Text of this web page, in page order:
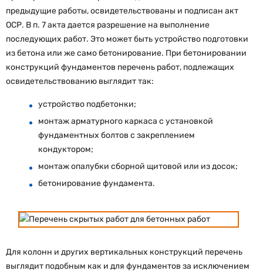
предыдущие работы, освидетельствованы и подписан акт
ОСР. В п. 7 акта дается разрешение на выполнение
последующих работ. Это может быть устройство подготовки
из бетона или же само бетонирование. При бетонировании
конструкций фундаментов перечень работ, подлежащих
освидетельствованию выглядит так:
устройство подбетонки;
монтаж арматурного каркаса с установкой
фундаментных болтов с закреплением
кондуктором;
монтаж опалубки сборной щитовой или из досок;
бетонирование фундамента.
Для колонн и других вертикальных конструкций перечень
выглядит подобным как и для фундаментов за исключением